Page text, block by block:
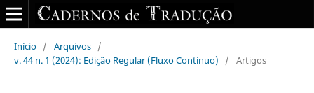
Início / Arquivos /
v. 44 n. 1 (2024): Edição Regular (Fluxo Contínuo)
/ Artigos